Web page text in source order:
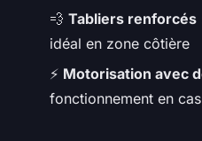
💨 Tabliers renforcés
idéal en zone côtière
⚡ Motorisation avec
fonctionnement en